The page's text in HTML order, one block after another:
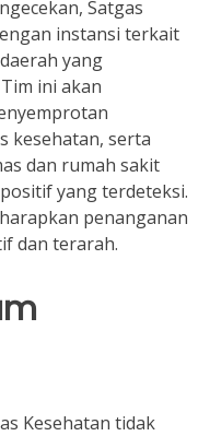
Satgas
instansi terkait
yang
ini akan
kesehatan, serta
dan rumah sakit
yang terdeteksi.
penanganan
dan terarah.
Kesehatan tidak